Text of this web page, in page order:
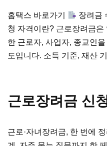
홈택스 바로가기 장려금
청 자격이란? 근로장려금
한 근로자, 사업자, 종교인
도입니다. 소득 기준, 재산
근로장려금 신
근로·자녀장려금, 한 번에